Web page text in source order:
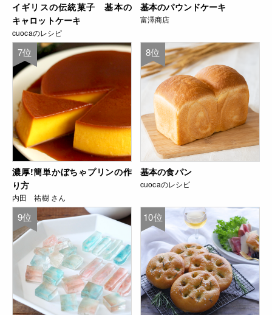
イギリスの伝統菓子 基本の
キャロットケーキ
cuocaのレシピ
基本のパウンドケーキ
富澤商店
7位
濃厚!簡単かぼちゃプリンの作
り方
内田 祐樹 さん
8位
基本の食パン
cuocaのレシピ
9位 10位